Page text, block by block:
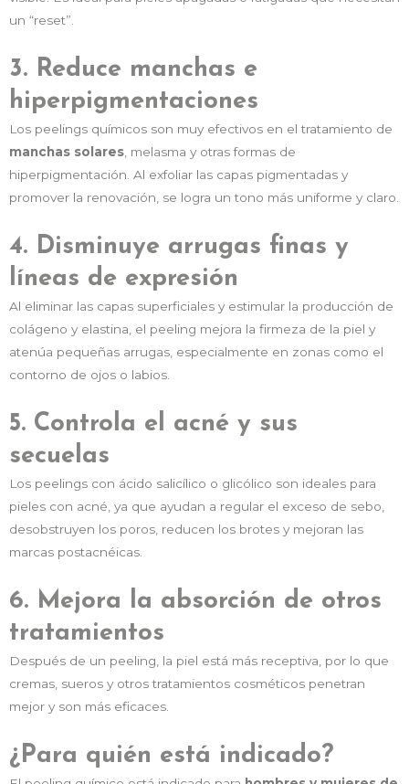
un “reset”.
3. Reduce manchas e
hiperpigmentaciones
Los peelings químicos son muy efectivos en el tratamiento de
manchas solares , melasma y otras formas de
hiperpigmentación. Al exfoliar las capas pigmentadas y
promover la renovación, se logra un tono más uniforme y claro.
4. Disminuye arrugas finas y
líneas de expresión
Al eliminar las capas superficiales y estimular la producción de
colágeno y elastina, el peeling mejora la firmeza de la piel y
atenúa pequeñas arrugas, especialmente en zonas como el
contorno de ojos o labios.
5. Controla el acné y sus
secuelas
Los peelings con ácido salicílico o glicólico son ideales para
pieles con acné, ya que ayudan a regular el exceso de sebo,
desobstruyen los poros, reducen los brotes y mejoran las
marcas postacnéicas.
6. Mejora la absorción de otros
tratamientos
Después de un peeling, la piel está más receptiva, por lo que
cremas, sueros y otros tratamientos cosméticos penetran
mejor y son más eficaces.
¿Para quién está indicado?